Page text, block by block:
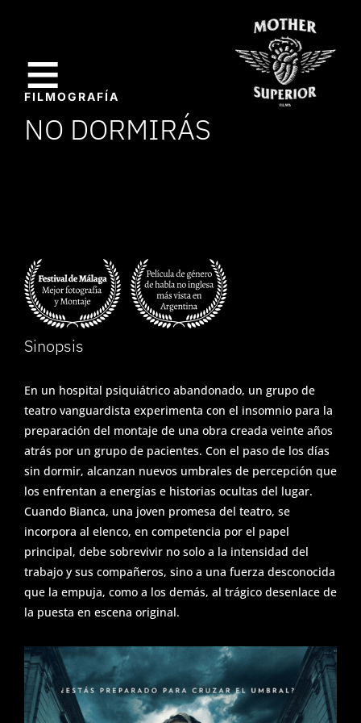
≡
i
c
i
o
S
e
r
v
i
c
i
o
s
E
FILMOGRAFÍA
NO DORMIRÁS
Sinopsis
En un hospital psiquiátrico abandonado, un grupo de
teatro vanguardista experimenta con el insomnio para la
preparación del montaje de una obra creada veinte años
atrás por un grupo de pacientes. Con el paso de los días
sin dormir, alcanzan nuevos umbrales de percepción que
los enfrentan a energías e historias ocultas del lugar.
Cuando Bianca, una joven promesa del teatro, se
incorpora al elenco, en competencia por el papel
principal, debe sobrevivir no solo a la intensidad del
trabajo y sus compañeros, sino a una fuerza desconocida
que la empuja, como a los demás, al trágico desenlace de
la puesta en escena original.